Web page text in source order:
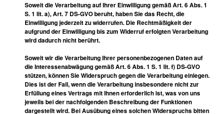
Soweit die Verarbeitung auf Ihrer Einwilligung gemäß Art. 6 Abs. 1
S. 1 lit. a), Art. 7 DS-GVO beruht, haben Sie das Recht, die
Einwilligung jederzeit zu widerrufen. Die Rechtmäßigkeit der
aufgrund der Einwilligung bis zum Widerruf erfolgten Verarbeitung
wird dadurch nicht berührt.
Soweit wir die Verarbeitung Ihrer personenbezogenen Daten auf
die Interessenabwägung gemäß Art. 6 Abs. 1 S. 1 lit. f) DS-GVO
stützen, können Sie Widerspruch gegen die Verarbeitung einlegen.
Dies ist der Fall, wenn die Verarbeitung insbesondere nicht zur
Erfüllung eines Vertrags mit Ihnen erforderlich ist, was von uns
jeweils bei der nachfolgenden Beschreibung der Funktionen
dargestellt wird. Bei Ausübung eines solchen Widerspruchs bitten